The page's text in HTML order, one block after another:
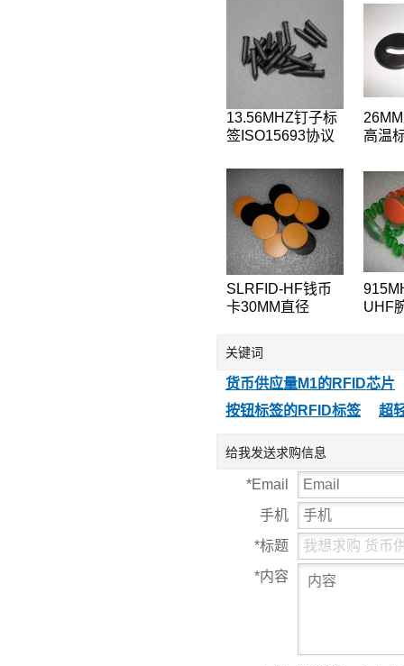
13.56MHZ钉子标
签ISO15693协议
标签,桥梁管理标
签
高温
标签,
SLRFID-HF钱币
卡30MM直径
T5557/T5567/T5577
钱币卡地标卡可读
可写ID卡
UHF
关键词
货币供应量M1的RFID芯片
按钮标签的RFID标签
超
给我发送求购信息
*Email
手机
*标题
*内容